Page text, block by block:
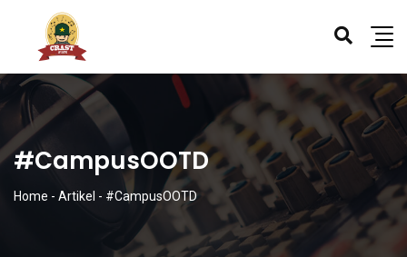
#CampusOOTD
Home - Artikel - #CampusOOTD